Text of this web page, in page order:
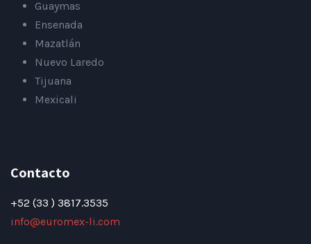
Guaymas
Ensenada
Mazatlán
Nuevo Laredo
Tijuana
Mexicali
Contacto
+52 (33 ) 3817.3535
info@euromex-li.com